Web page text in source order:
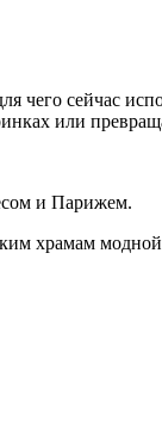
чего сейчас
или
и Парижем.
храмам